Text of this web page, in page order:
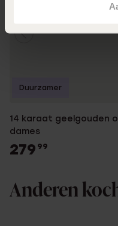
14 karaat geelgouden
dames
279 99
Duurzamer
Anderen